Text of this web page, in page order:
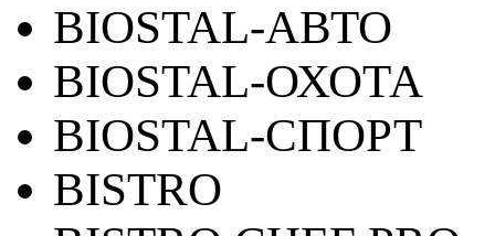
BIOSTAL-АВТО
BIOSTAL-ОХОТА
BIOSTAL-СПОРТ
BISTRO